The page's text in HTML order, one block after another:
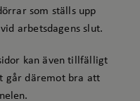
som ställs upp
arbetsdagens slut.
kan även tillfälligt
går däremot bra att